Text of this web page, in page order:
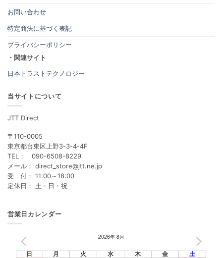
お問い合わせ
特定商法に基づく表記
プライバシーポリシー
・関連サイト
日本トラストテクノロジー
当サイトについて
JTT Direct
〒110-0005
東京都台東区上野3-3-4-4F
TEL： 090-6508-8229
メール： direct_store@jtt.ne.jp
受 付： 11:00～18:00
定休日： 土・日・祝
営業日カレンダー
2026年 8月
日 月 火 水 木 金 土